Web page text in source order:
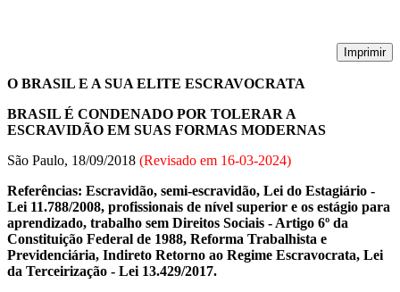
Imprimir
O BRASIL E A SUA ELITE ESCRAVOCRATA
BRASIL É CONDENADO POR TOLERAR A
ESCRAVIDÃO EM SUAS FORMAS MODERNAS
São Paulo, 18/09/2018 (Revisado em 16-03-2024)
Referências: Escravidão, semi-escravidão, Lei do Estagiário -
Lei 11.788/2008, profissionais de nível superior e os estágio para
aprendizado, trabalho sem Direitos Sociais - Artigo 6º da
Constituição Federal de 1988, Reforma Trabalhista e
Previdenciária, Indireto Retorno ao Regime Escravocrata, Lei
da Terceirização - Lei 13.429/2017.